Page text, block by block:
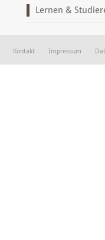
Lernen &
Kontakt Impressum